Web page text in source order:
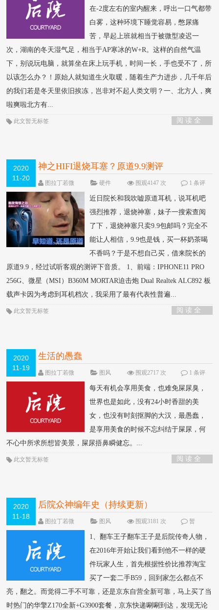
在-2度左右的室内醒来，呼出一口气都带
白雾，这种环境下睡觉容易，憋尿痛
苦，早起上班就相当于被微型凌迟一
次，湖南的冬天湿气足，相当于AP寒冰的W+R。这样的自然气温
下，别说玩电脑，就算坐在床上玩手机，时间一长，手也受不了，所
以该怎么办？！原始人就知道生火取暖，随着生产力进步，几千年后
的我们若是冬天里依旧挨冻，岂非对不起人类文明？一、北方人，爽
啦爽啦北方有...
阅 读 全
此文暂无标签
2020
11-20
神之HIFI退烧耳塞？原道9.9测评
图拉丁若微 硬件 围观4147 次
1 条评
论
近日院长和我吹嘘原道耳机，说耳机吧
强烈推荐，退烧神塞，妹子一搜索查阅
了下，退烧神塞只卖9.9包邮吗？完全不
能让人相信，9.9也是钱，买一杯奶茶喝
不香吗？于是不想自己买，借来院长的
原道9.9，经过试听客观的测评下音质。 1、前端：IPHONE11 PRO
256G、微星（MSI）B360M MORTAR迫击炮 Dual Realtek ALC892 板
载声卡因为考虑到耳机档次，我采用了最有代表性普遍...
阅 读 全
此文暂无标签
2020
11-19
生活的愚蠢
图拉丁若微 图风 围观2717 次
1 条评
论
每天有机会享用美食，也难免屎尿臭，
世界也是如此，没有24小时香甜的美
女，也没有时刻抠脚的大汉，最愚蠢，
是享用美食的时候不忘纠结于屎尿，何
不心中所求所想皆美景，屎尿捂鼻瞬健忘。...
阅 读 全
此文暂无标签
2020
11-18
后院众神编年史（持续更新）
图拉丁若微 图风 围观3181 次
暂
无
1、翻车王子翻车王子是后院传奇人物，
在2016年开始让我们看到他不一样的硬
件玩家人生，首先根据性价比推荐淘宝
买了一套二手B59，回到家怎么都点不
亮，翻之。而觉得二手不可靠，还是京东自营全新可靠，马上买了当
时热门的华擎Z170全新+G3900套餐，京东快递唰唰到达，发现无论